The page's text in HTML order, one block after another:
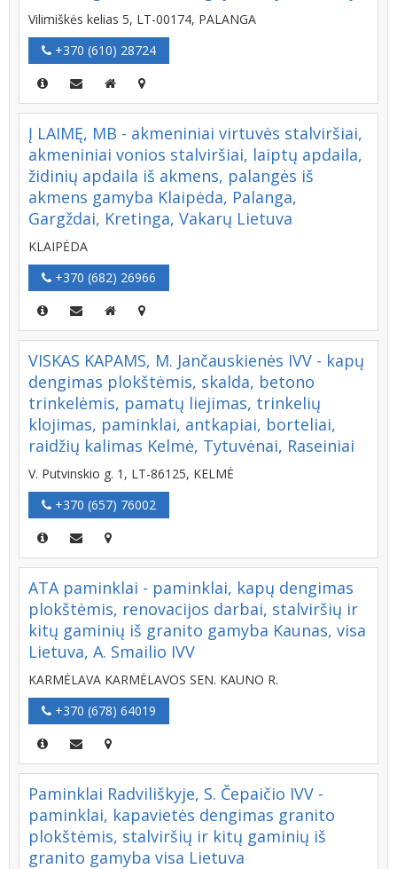
Vilimiškės kelias 5, LT-00174, PALANGA
+370 (610) 28724
Į LAIMĘ, MB - akmeniniai virtuvės stalviršiai,
akmeniniai vonios stalviršiai, laiptų apdaila,
židinių apdaila iš akmens, palangės iš
akmens gamyba Klaipėda, Palanga,
Gargždai, Kretinga, Vakarų Lietuva
KLAIPĖDA
+370 (682) 26966
VISKAS KAPAMS, M. Jančauskienės IVV - kapų
dengimas plokštėmis, skalda, betono
trinkelėmis, pamatų liejimas, trinkelių
klojimas, paminklai, antkapiai, borteliai,
raidžių kalimas Kelmė, Tytuvėnai, Raseiniai
V. Putvinskio g. 1, LT-86125, KELMĖ
+370 (657) 76002
ATA paminklai - paminklai, kapų dengimas
plokštėmis, renovacijos darbai, stalviršių ir
kitų gaminių iš granito gamyba Kaunas, visa
Lietuva, A. Smailio IVV
KARMĖLAVA KARMĖLAVOS SEN. KAUNO R.
+370 (678) 64019
Paminklai Radviliškyje, S. Čepaičio IVV -
paminklai, kapavietės dengimas granito
plokštėmis, stalviršių ir kitų gaminių iš
granito gamyba visa Lietuva